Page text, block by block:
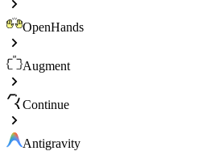
OpenHands
Augment
Continue
Antigravity